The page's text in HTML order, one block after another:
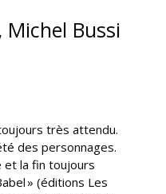
Michel Bussi
très attendu.
des personnages.
et la fin toujours
» (éditions Les